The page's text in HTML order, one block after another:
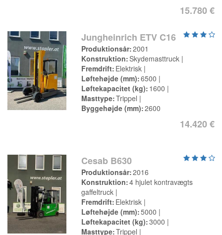
15.780 €
Jungheinrich ETV C16
Produktionsår 2001
Konstruktion Skydemasttruck
Fremdrift Elektrisk
Løftehøjde (mm) 6500
Løftekapacitet (kg) 1600
Masttype Trippel
Byggehøjde (mm) 2600
14.420 €
Cesab B630
Produktionsår 2016
Konstruktion 4 hjulet kontravægts
gaffeltruck
Fremdrift Elektrisk
Løftehøjde (mm) 5000
Løftekapacitet (kg) 3000
Masttype Trippel